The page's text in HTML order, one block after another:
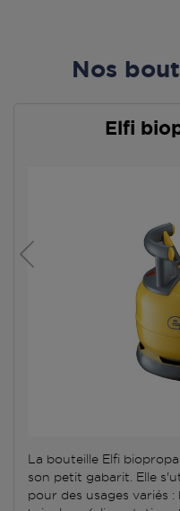
Nos
Elfi
La bouteille Elfi
son petit gabarit. Elle
pour des usages variés